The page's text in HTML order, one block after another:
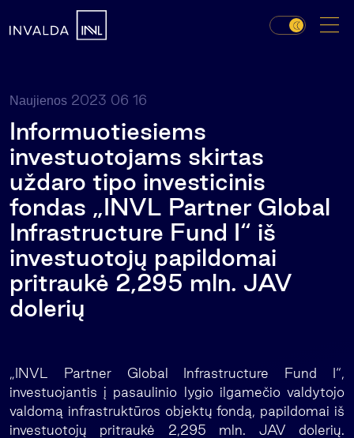
Naujienos 2023 06 16
Informuotiesiems
investuotojams skirtas
uždaro tipo investicinis
fondas „INVL Partner Global
Infrastructure Fund I“ iš
investuotojų papildomai
pritraukė 2,295 mln. JAV
dolerių
„INVL Partner Global Infrastructure Fund I“,
investuojantis į pasaulinio lygio ilgamečio valdytojo
valdomą infrastruktūros objektų fondą, papildomai iš
investuotojų pritraukė 2,295 mln. JAV dolerių.